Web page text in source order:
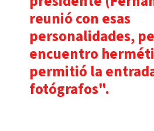
reunió con esas
personalidades,
encuentro
permitió la
fotógrafos".